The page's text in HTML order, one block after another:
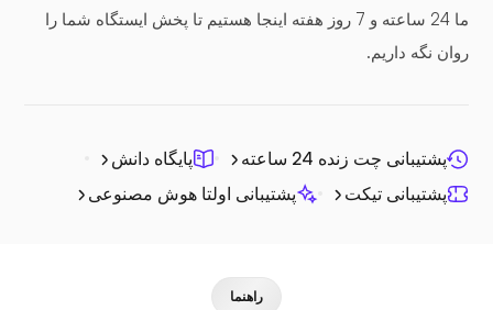
ما 24 ساعته و 7 روز هفته اینجا هستیم تا پخش ایستگاه شما را
روان نگه داریم.
پشتیبانی چت زنده 24 ساعته
پایگاه دانش
پشتیبانی تیکت
پشتیبانی اولتا هوش مصنوعی
راهنما